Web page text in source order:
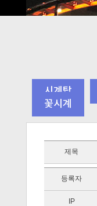
시계탑
꽃시계
제목
등록자
IP